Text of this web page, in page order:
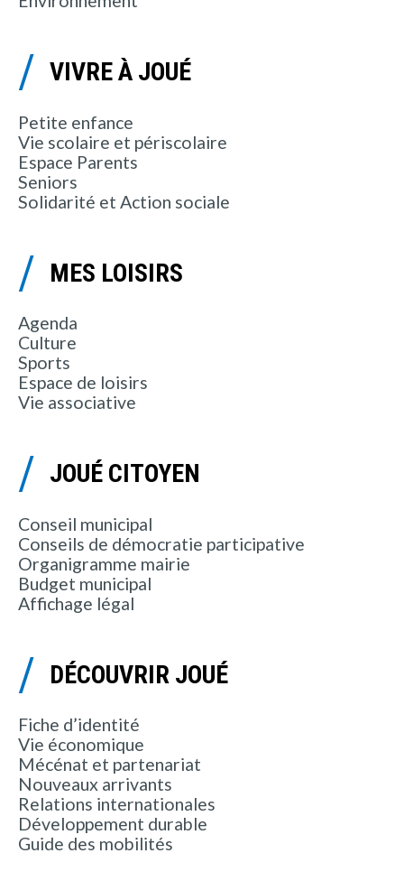
VIVRE À JOUÉ
Petite enfance
Vie scolaire et périscolaire
Espace Parents
Seniors
Solidarité et Action sociale
MES LOISIRS
Agenda
Culture
Sports
Espace de loisirs
Vie associative
JOUÉ CITOYEN
Conseil municipal
Conseils de démocratie participative
Organigramme mairie
Budget municipal
Affichage légal
DÉCOUVRIR JOUÉ
Fiche d’identité
Vie économique
Mécénat et partenariat
Nouveaux arrivants
Relations internationales
Développement durable
Guide des mobilités